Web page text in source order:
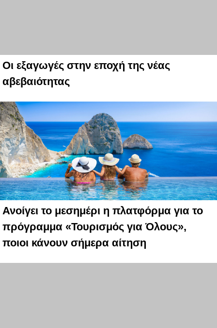
Οι εξαγωγές στην εποχή της νέας
αβεβαιότητας
Ανοίγει το μεσημέρι η πλατφόρμα για το
πρόγραμμα «Τουρισμός για Όλους»,
ποιοι κάνουν σήμερα αίτηση